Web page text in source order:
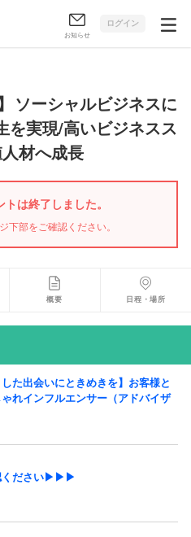
お知らせ
ログイン
ソーシャルビジネスに
を実現/高いビジネスス
材へ成長
は終了しました。
下部をご確認ください。
概要 日程・場所
した出会いにときめきを】お客様と
れインフルエンサー（アドバイザ
ください▶▶▶